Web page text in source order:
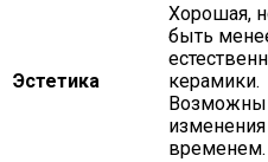
Эстетика
Хорошая,
быть
керамики.
Возможны
временем.